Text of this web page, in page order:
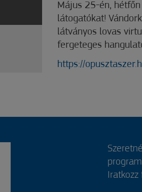
Május 25-én,
látogatókat!
látványos lovas
fergeteges
https://
Iratkozz